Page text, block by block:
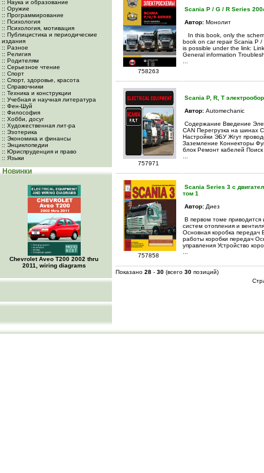
:: Наука и образование
:: Оружие
:: Программирование
:: Психология
:: Психология, мотивация
:: Публицистика и периодические
издания
:: Разное
:: Религия
:: Родителям
:: Серьезное чтение
:: Спорт
:: Спорт, здоровье, красота
:: Справочники
:: Техника и конструкции
:: Учебная и научная литература
:: Фен-Шуй
:: Философия
:: Хобби, досуг
:: Художественная лит-ра
:: Эзотерика
:: Экономика и финансы
:: Энциклопедии
:: Юриспруденция и право
:: Языки
Новинки
Chevrolet Aveo Т200 2002 thru
2011, wiring diagrams
758263
Scania P / G / R Series
Автор: Монолит
In this book, only the
book on car repair Scania P
is possible under the link:
General information
757971
Scania P, R, T
Автор: Automechanic
Содержание Введение
CAN Перегрузка на шинах
Настройки ЭБУ Жгут
Заземление Коннекторы
блок Ремонт кабелей
757858
Scania Series 3 c
том 1
Автор: Диез
В первом томе приводится
систем отопления и
Основная коробка
работы коробки передач
управления Устройство
Показано 28 - 30 (всего 30 позиций)